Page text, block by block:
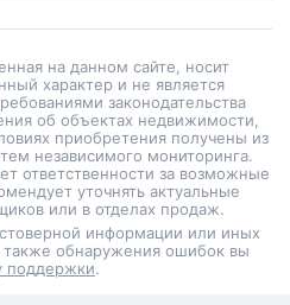
на данном сайте, носит
характер и не является
законодательства
об объектах недвижимости,
приобретения получены из
независимого мониторинга.
ответственности за возможные
уточнять актуальные
или в отделах продаж.
информации или иных
также обнаружения ошибок вы
поддержки.